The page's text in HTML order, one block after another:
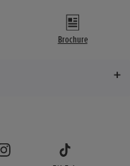
Brochure